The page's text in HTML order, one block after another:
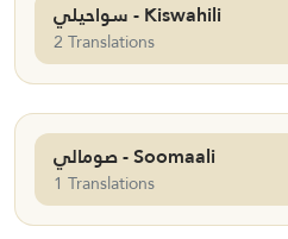
سواحيلي - Kiswahili
2 Translations
صومالي - Soomaali
1 Translations